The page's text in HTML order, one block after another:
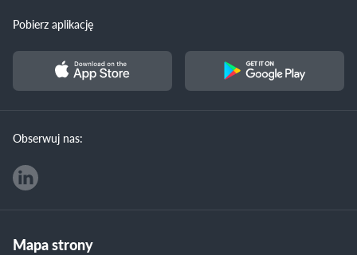
Pobierz aplikację
Obserwuj nas:
Mapa strony